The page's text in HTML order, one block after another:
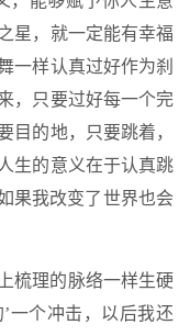
星，就一定能有幸福
一样认真过好作为刹
，只要过好每一个完
目的地，只要跳着，
生的意义在于认真跳
果我改变了世界也会
梳理的脉络一样生硬
一个冲击，以后我还